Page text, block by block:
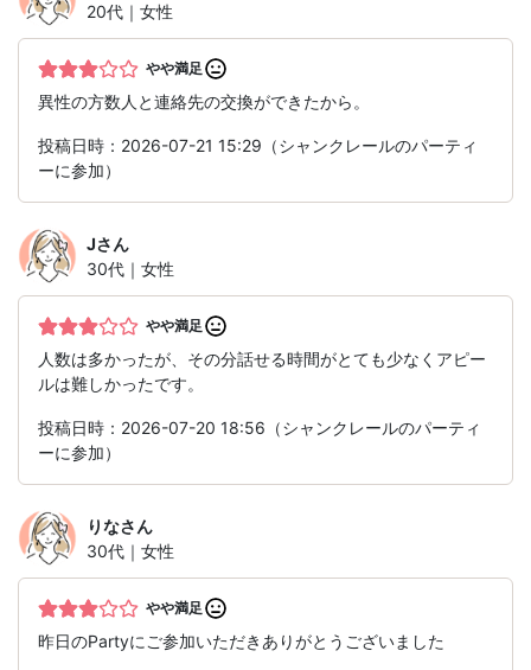
20代｜女性
やや満足
異性の方数人と連絡先の交換ができたから。
投稿日時：2026-07-21 15:29（シャンクレールのパーティ
ーに参加）
Jさん
30代｜女性
やや満足
人数は多かったが、その分話せる時間がとても少なくアピー
ルは難しかったです。
投稿日時：2026-07-20 18:56（シャンクレールのパーティ
ーに参加）
りなさん
30代｜女性
やや満足
昨日のPartyにご参加いただきありがとうございました